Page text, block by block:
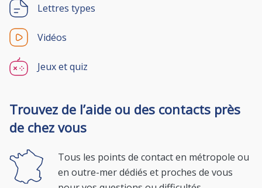
Lettres types
Vidéos
Jeux et quiz
Trouvez de l’aide ou des contacts près
de chez vous
Tous les points de contact en métropole ou
en outre-mer dédiés et proches de vous